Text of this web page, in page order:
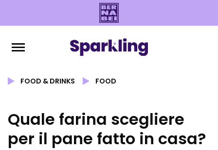
FOOD & DRINKS FOOD
Quale farina scegliere
per il pane fatto in casa?